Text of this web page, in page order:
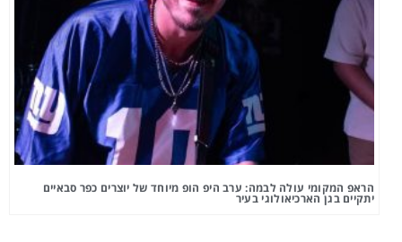
הראפ המקומי עולה לבמה: ערב היפ הופ מיוחד של יוצרים כפר סבאיים
יתקיים בגן הארכיאולוגי בעיר